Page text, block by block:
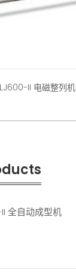
II 电磁整列机
全自动成型机